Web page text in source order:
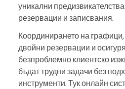
уникални
резервации и записвания.
Координирането на графици,
двойни резервации и
безпроблемно клиентско
бъдат трудни задачи без
инструменти. Тук онлайн